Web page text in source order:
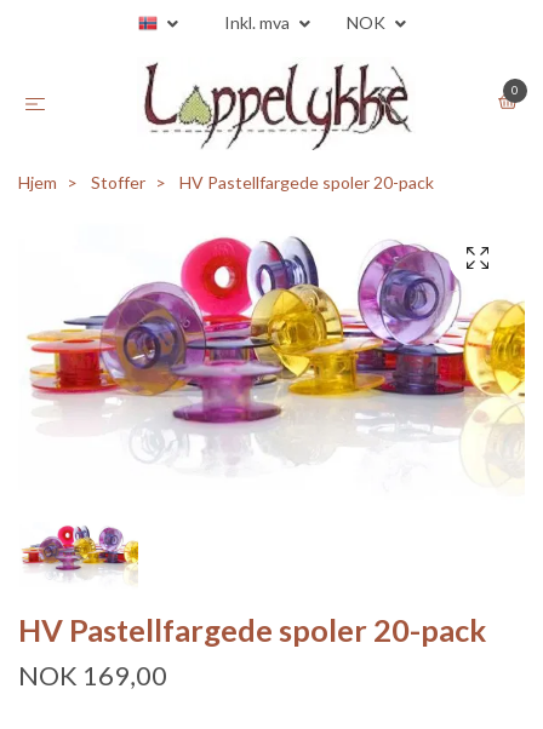
Inkl. mva NOK
0
Hjem Stoffer HV Pastellfargede spoler 20-pack
HV Pastellfargede spoler 20-pack
NOK 169,00